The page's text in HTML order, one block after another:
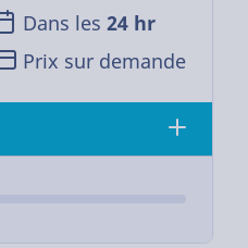
Dans les 24 hr
Prix sur demande